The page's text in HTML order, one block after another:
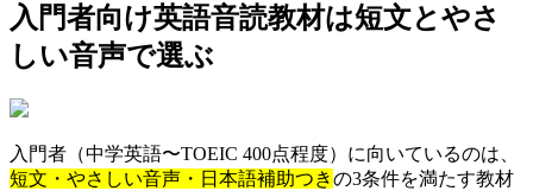
入門者向け英語音読教材は短文とやさ
しい音声で選ぶ
入門者（中学英語〜TOEIC 400点程度）に向いているのは、
短文・やさしい音声・日本語補助つきの3条件を満たす教材